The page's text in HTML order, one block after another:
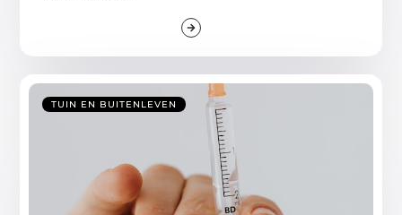
TUIN EN BUITENLEVEN